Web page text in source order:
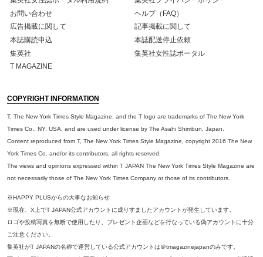
お問い合わせ
ヘルプ（FAQ）
広告掲載に関して
記事掲載に関して
本誌購読申込
本誌配送停止依頼
集英社
集英社女性誌ポータル
T MAGAZINE
COPYRIGHT INFORMATION
T, The New York Times Style Magazine, and the T logo are trademarks of The New York
Times Co., NY, USA, and are used under license by The Asahi Shimbun, Japan.
Content reproduced from T, The New York Times Style Magazine, copyright 2016 The New
York Times Co. and/or its contributors, all rights reserved.
The views and opinions expressed within T JAPAN The New York Times Style Magazine are
not necessarily those of The New York Times Company or those of its contributors.
※HAPPY PLUSからの大事なお知らせ
※現在、X上でT JAPAN公式アカウントに成りすましたアカウントが発生しています。
ロゴや投稿写真を無断で使用したり、プレゼント企画などを行なっている偽アカウントに十分
ご注意ください。
集英社がT JAPANの名称で運営している公式アカウントは＠tmagazinejapanのみです。